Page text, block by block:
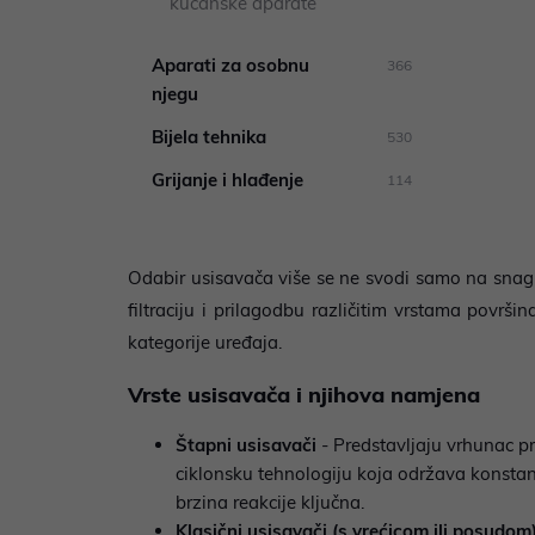
Aparati za osobnu
njegu
366
Bijela tehnika 530
Grijanje i hlađenje 114
Odabir usisavača više se ne svodi samo na
filtraciju i prilagodbu različitim vrstama
kategorije uređaja.
Vrste usisavača i njihova namjena
Štapni usisavači - Predstavljaju vrhunac
ciklonsku tehnologiju koja održava
brzina reakcije ključna.